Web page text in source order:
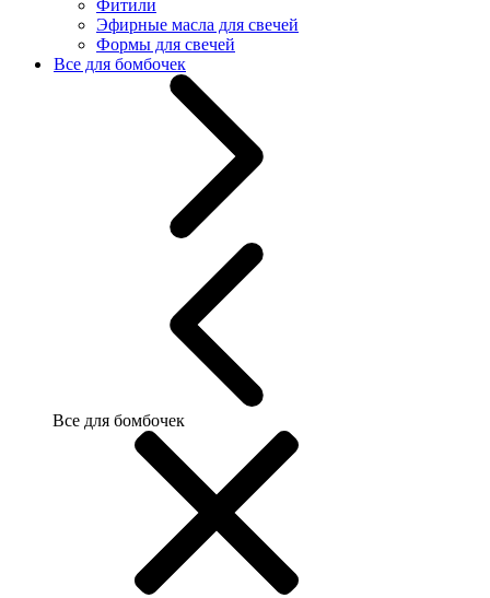
Фитили
Эфирные масла для свечей
Формы для свечей
Все для бомбочек
Все для бомбочек